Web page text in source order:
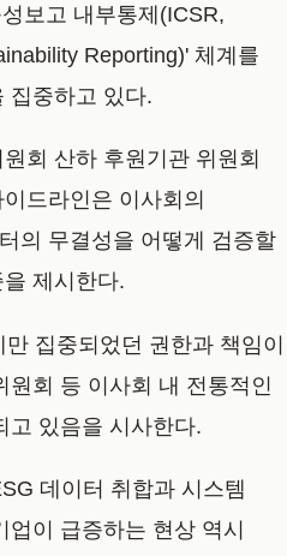
보고 내부통제(ICSR,
Reporting)' 체계를
집중하고 있다.
회 산하 후원기관 위원회
드라인은 이사회의
의 무결성을 어떻게 검증할
제시한다.
집중되었던 권한과 책임이
회 등 이사회 내 전통적인
고 있음을 시사한다.
데이터 취합과 시스템
업이 급증하는 현상 역시